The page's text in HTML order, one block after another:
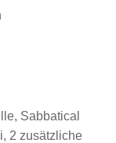
Sabbatical
2 zusätzliche